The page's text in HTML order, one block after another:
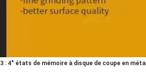
3 : 4" états de mémoire à disque de coupe en métal